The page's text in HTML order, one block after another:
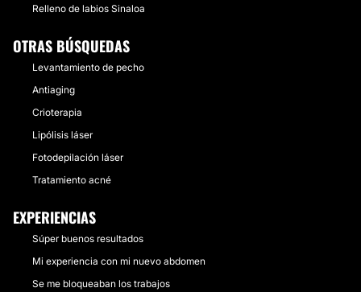
Relleno de labios Sinaloa
OTRAS BÚSQUEDAS
Levantamiento de pecho
Antiaging
Crioterapia
Lipólisis láser
Fotodepilación láser
Tratamiento acné
EXPERIENCIAS
Súper buenos resultados
Mi experiencia con mi nuevo abdomen
Se me bloqueaban los trabajos